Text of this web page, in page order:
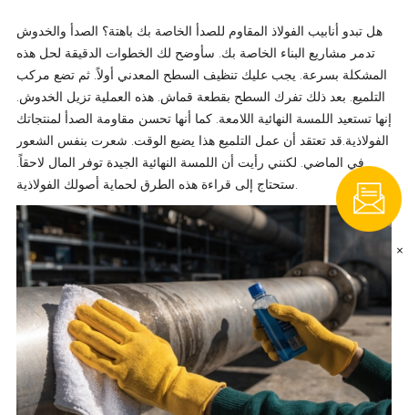
×
هل تبدو أنابيب الفولاذ المقاوم للصدأ الخاصة بك باهتة؟ الصدأ والخدوش
تدمر مشاريع البناء الخاصة بك. سأوضح لك الخطوات الدقيقة لحل هذه
المشكلة بسرعة. يجب عليك تنظيف السطح المعدني أولاً. ثم تضع مركب
التلميع. بعد ذلك تفرك السطح بقطعة قماش. هذه العملية تزيل الخدوش.
إنها تستعيد اللمسة النهائية اللامعة. كما أنها تحسن مقاومة الصدأ لمنتجاتك
الفولاذية.قد تعتقد أن عمل التلميع هذا يضيع الوقت. شعرت بنفس الشعور
في الماضي. لكنني رأيت أن اللمسة النهائية الجيدة توفر المال لاحقاً.